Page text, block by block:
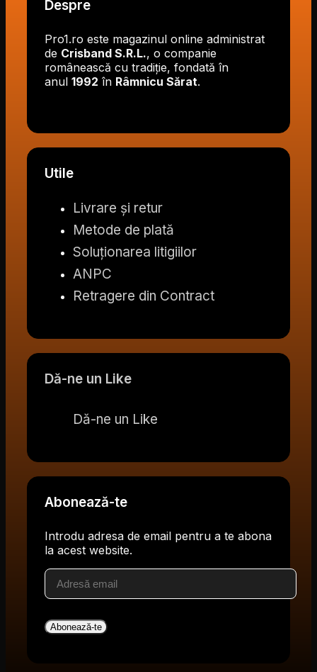
Despre
Pro1.ro este magazinul online administrat
de Crisband S.R.L., o companie
românească cu tradiție, fondată în
anul 1992 în Râmnicu Sărat.
Utile
Livrare și retur
Metode de plată
Soluționarea litigiilor
ANPC
Retragere din Contract
Dă-ne un Like
Dă-ne un Like
Abonează-te
Introdu adresa de email pentru a te abona
la acest website.
Adresă
email
Abonează-te